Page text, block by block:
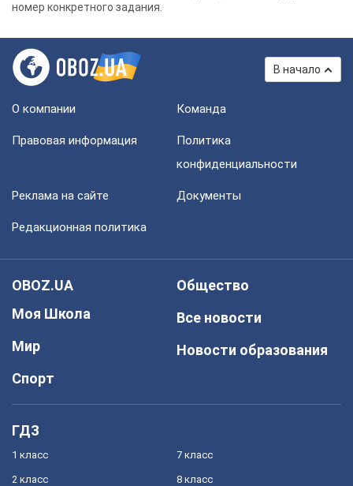
номер конкретного задания.
В начало
О компании Команда
Правовая информация
Политика
конфиденциальности
Реклама на сайте Документы
Редакционная политика
OBOZ.UA
Моя Школа
Мир
Спорт
Общество
Все новости
Новости образования
ГДЗ
1 класс
2 класс
7 класс
8 класс